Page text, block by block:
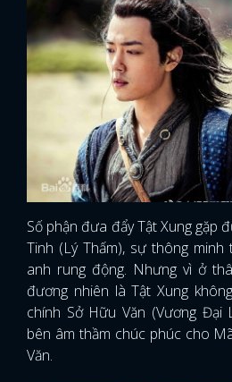
Số phận đưa đẩy Tật Xung gặp
Tinh (Lý Thấm), sự thông
anh rung động. Nhưng vì ở
đương nhiên là Tật Xung
chính Sở Hữu Văn (Vương Đại
bên âm thầm chúc phúc cho
Văn.